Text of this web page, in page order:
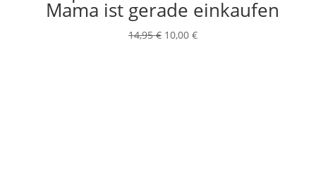
Mama ist gerade einkaufen
14,95€ Ursprünglicher
10,00 €Aktueller